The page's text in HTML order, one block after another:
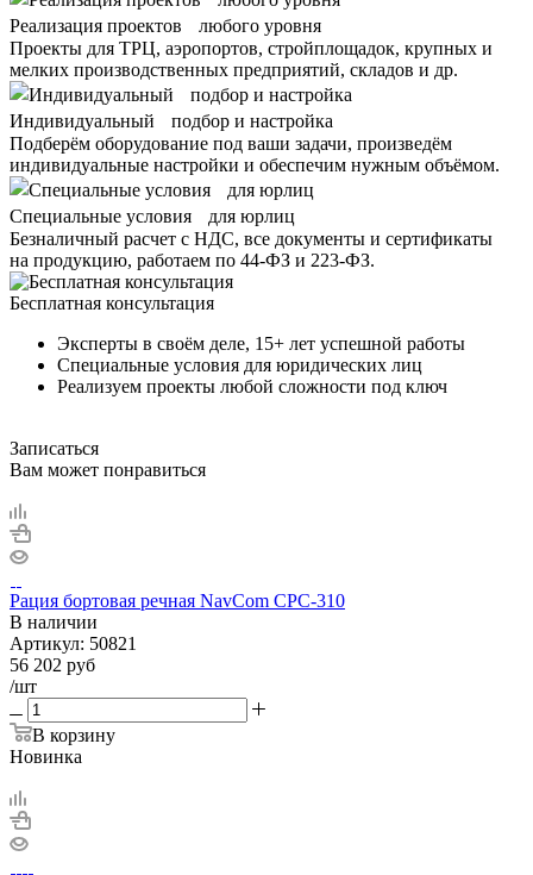
Реализация проектов любого уровня
Проекты для ТРЦ, аэропортов, стройплощадок, крупных и
мелких производственных предприятий, складов и др.
Индивидуальный подбор и настройка
Подберём оборудование под ваши задачи, произведём
индивидуальные настройки и обеспечим нужным объёмом.
Специальные условия для юрлиц
Безналичный расчет с НДС, все документы и сертификаты
на продукцию, работаем по 44-ФЗ и 223-ФЗ.
Бесплатная консультация
Эксперты в своём деле, 15+ лет успешной работы
Специальные условия для юридических лиц
Реализуем проекты любой сложности под ключ
Записаться
Вам может понравиться
Рация бортовая речная NavCom CPC-310
В наличии
Артикул: 50821
56 202 руб
/шт
В корзину
Новинка